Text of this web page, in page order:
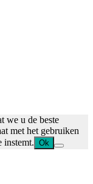
we u de beste
met het gebruiken
instemt. Ok